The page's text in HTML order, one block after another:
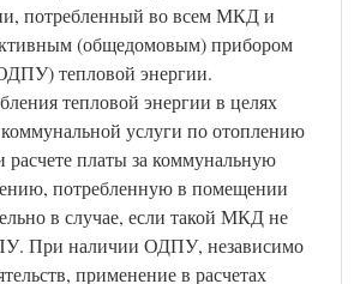
потребленный во всем МКД и
(общедомовым) прибором
тепловой энергии.
тепловой энергии в целях
услуги по отоплению
расчете платы за коммунальную
потребленную в помещении
в случае, если такой МКД не
При наличии ОДПУ, независимо
применение в расчетах